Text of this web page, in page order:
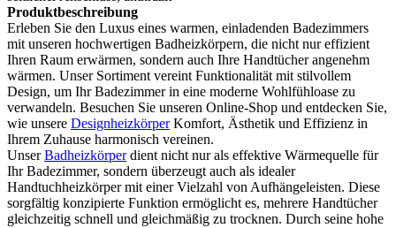
Produktbeschreibung
Erleben Sie den Luxus eines warmen, einladenden Badezimmers
mit unseren hochwertigen Badheizkörpern, die nicht nur effizient
Ihren Raum erwärmen, sondern auch Ihre Handtücher angenehm
wärmen. Unser Sortiment vereint Funktionalität mit stilvollem
Design, um Ihr Badezimmer in eine moderne Wohlfühloase zu
verwandeln. Besuchen Sie unseren Online-Shop und entdecken Sie,
wie unsere DesignheizkörperKomfort, Ästhetik und Effizienz in
Ihrem Zuhause harmonisch vereinen.
UnserBadheizkörperdient nicht nur als effektive Wärmequelle für
Ihr Badezimmer, sondern überzeugt auch als idealer
Handtuchheizkörper mit einer Vielzahl von Aufhängeleisten. Diese
sorgfältig konzipierte Funktion ermöglicht es, mehrere Handtücher
gleichzeitig schnell und gleichmäßig zu trocknen. Durch seine hohe